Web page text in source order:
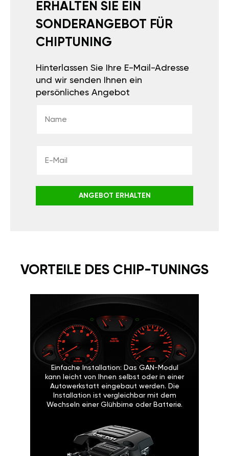
ERHALTEN SIE EIN
SONDERANGEBOT FÜR
CHIPTUNING
Hinterlassen Sie Ihre E-Mail-Adresse
und wir senden Ihnen ein
persönliches Angebot
ANGEBOT ERHALTEN
VORTEILE DES CHIP-TUNINGS
Einfache Installation: Das GAN-Modul
kann leicht von Ihnen selbst oder in einer
Autowerkstatt eingebaut werden. Die
Installation ist vergleichbar mit dem
Wechseln einer Glühbirne oder Batterie.